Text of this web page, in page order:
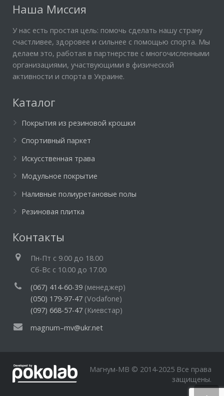
Наша Миссия
У нас есть простая цель: помочь сделать нашу страну
счастливее, здоровее и сильнее с помощью спорта. Мы
делаем это, работая в партнерстве с многочисленными
организациями, участвующими в физической
активности и спорта в Украине.
Каталог
Покрытия из резиновой крошки
Спортивный паркет
Искусственная трава
Модульное покрытие
Наливные полиуретановые полы
Резиновая плитка
Контакты
Пн-Пт c 9.00 до 18.00
Cб-Вс с 10.00 до 17.00
(067) 414-60-39 (менеджер)
(050) 179-97-47 (Vodafone)
(097) 668-57-47 (Киевстар)
magnum–mv@ukr.net
Магнум-МВ © 2014-2025 Все права
защищены.